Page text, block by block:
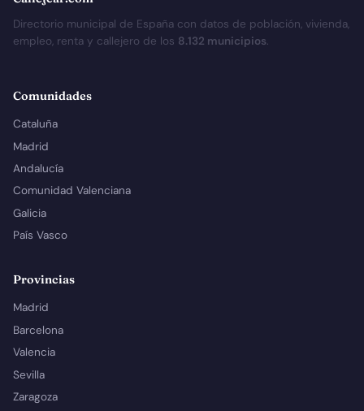
Directorio municipal de España con datos de población, vivienda,
empleo, renta y callejero de los 8.132 municipios.
Comunidades
Cataluña
Madrid
Andalucía
Comunidad Valenciana
Galicia
País Vasco
Provincias
Madrid
Barcelona
Valencia
Sevilla
Zaragoza